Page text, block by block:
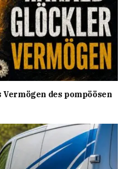
des pompöösen